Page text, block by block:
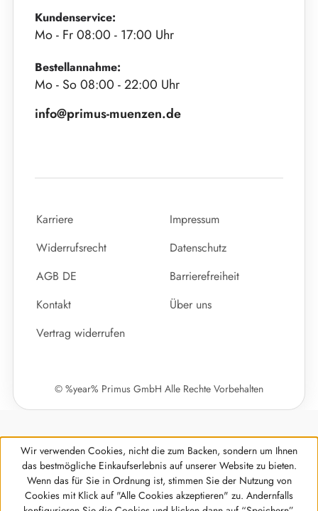
Kundenservice:
Mo - Fr 08:00 - 17:00 Uhr
Bestellannahme:
Mo - So 08:00 - 22:00 Uhr
info@primus-muenzen.de
Karriere
Impressum
Widerrufsrecht
Datenschutz
AGB DE
Barrierefreiheit
Kontakt
Über uns
Vertrag widerrufen
© %year% Primus GmbH Alle Rechte Vorbehalten
Werkzeugleiste anzeigen
Wir verwenden Cookies, nicht die zum Backen, sondern um Ihnen
das bestmögliche Einkaufserlebnis auf unserer Website zu bieten.
Wenn das für Sie in Ordnung ist, stimmen Sie der Nutzung von
Cookies mit Klick auf "Alle Cookies akzeptieren" zu. Andernfalls